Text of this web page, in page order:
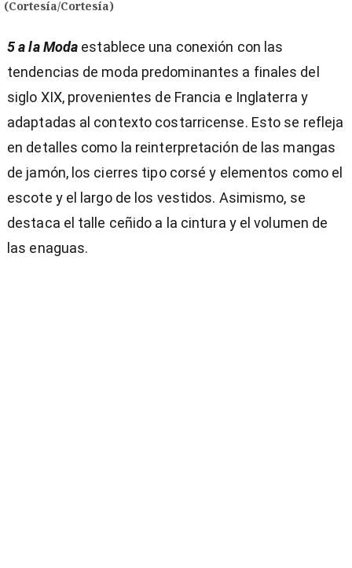
(Cortesía/Cortesía)
5 a la Moda establece una conexión con las
tendencias de moda predominantes a finales del
siglo XIX, provenientes de Francia e Inglaterra y
adaptadas al contexto costarricense. Esto se refleja
en detalles como la reinterpretación de las mangas
de jamón, los cierres tipo corsé y elementos como el
escote y el largo de los vestidos. Asimismo, se
destaca el talle ceñido a la cintura y el volumen de
las enaguas.